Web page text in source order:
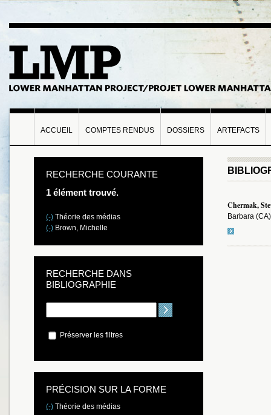
ACCUEIL COMPTES RENDUS DOSSIERS ARTEFACTS
Chermak,
Barbara
RECHERCHE COURANTE
1 élément trouvé.
(-) Théorie des médias
(-) Brown, Michelle
RECHERCHE DANS
BIBLIOGRAPHIE
Préserver les filtres
PRÉCISION SUR LA FORME
(-) Théorie des médias